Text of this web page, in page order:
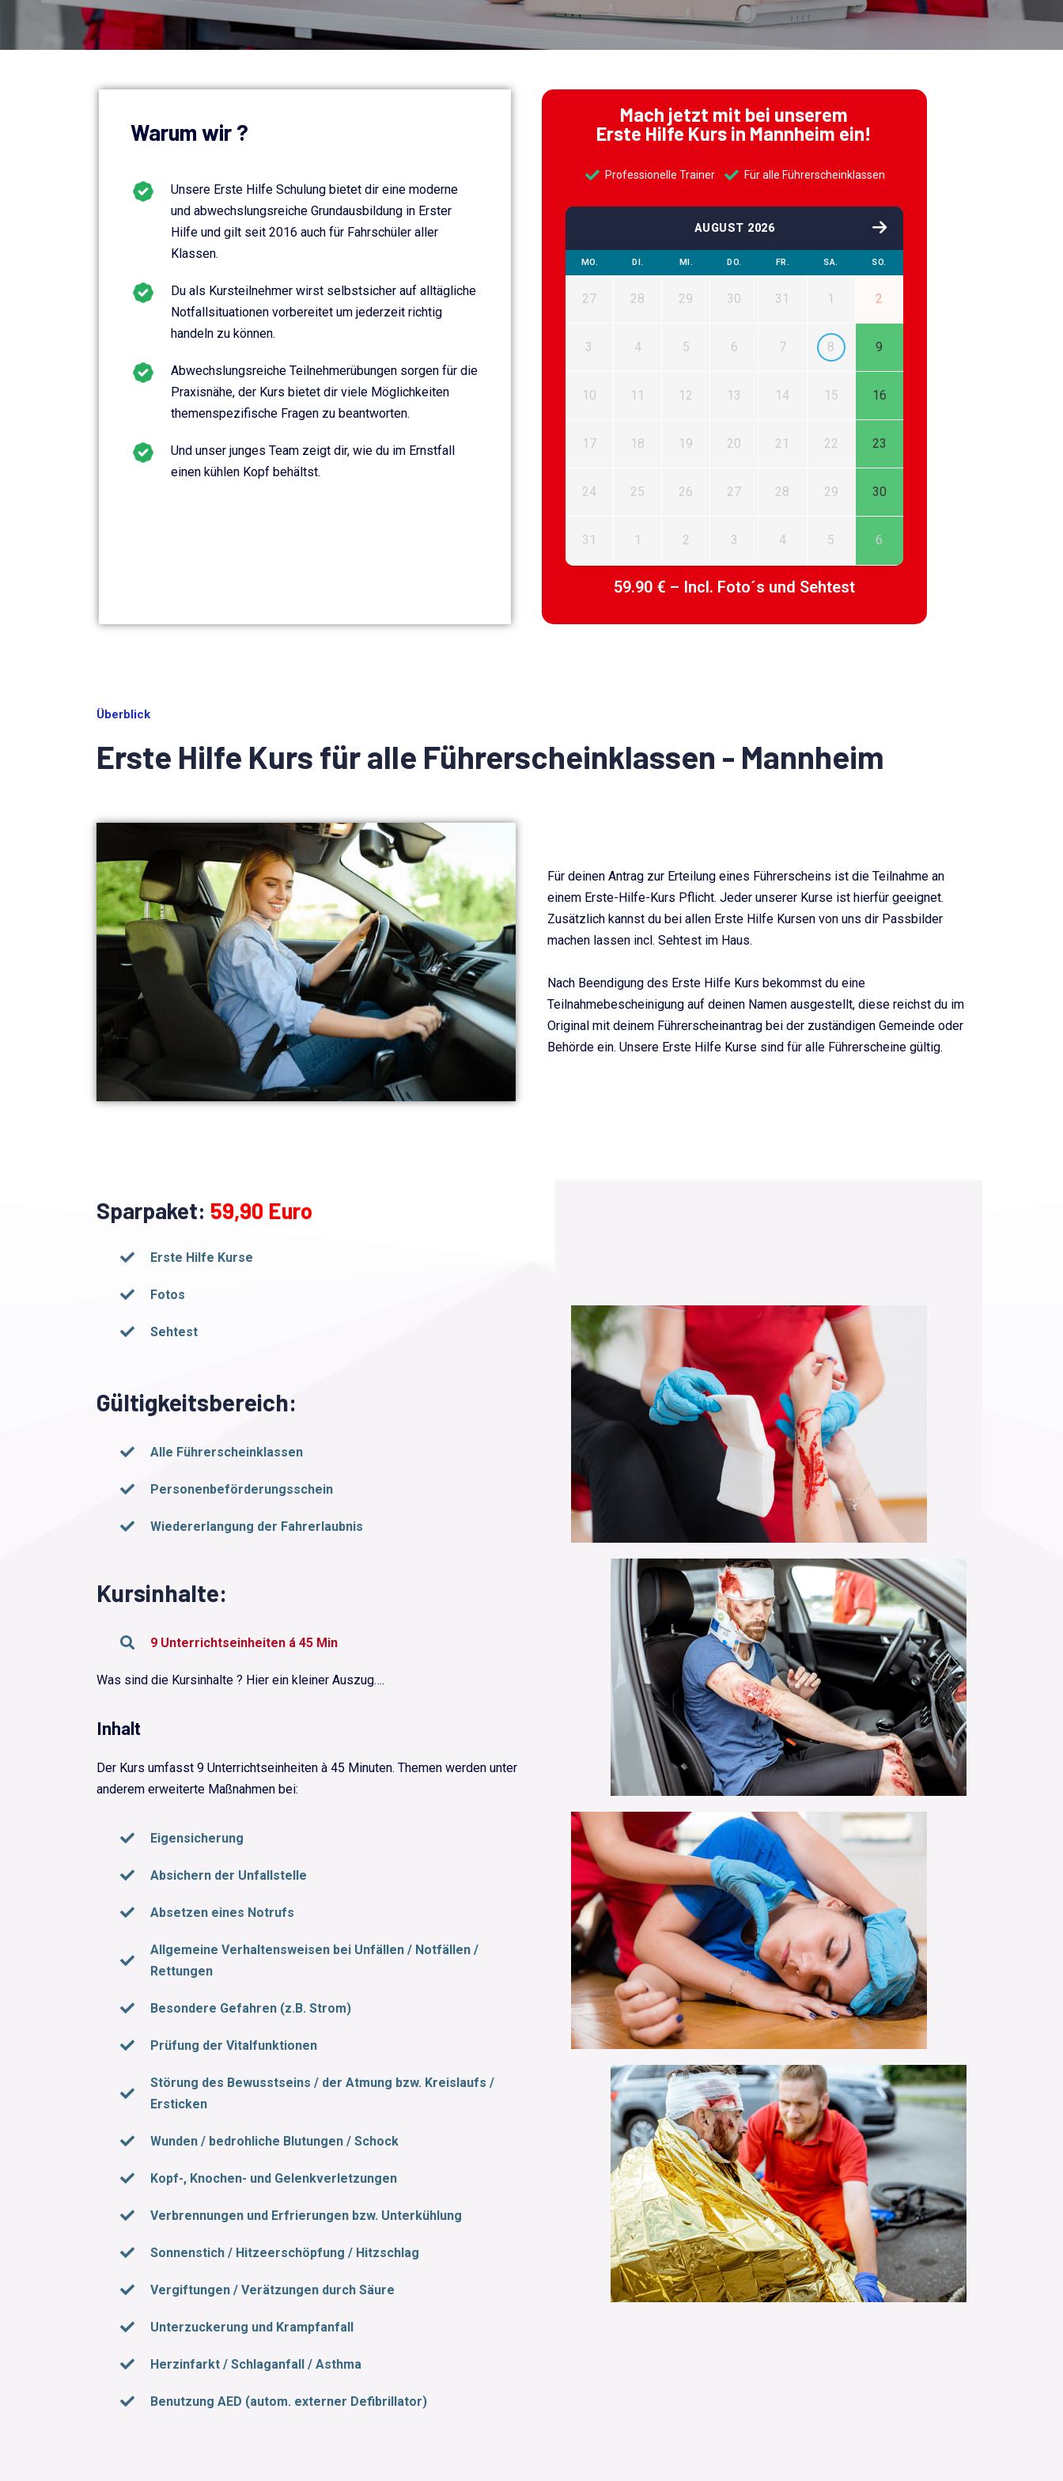
Warum wir ?
Unsere Erste Hilfe Schulung bietet dir eine moderne
und abwechslungsreiche Grundausbildung in Erster
Hilfe und gilt seit 2016 auch für Fahrschüler aller
Klassen.
Du als Kursteilnehmer wirst selbstsicher auf alltägliche
Notfallsituationen vorbereitet um jederzeit richtig
handeln zu können.
Abwechslungsreiche Teilnehmerübungen sorgen für die
Praxisnähe, der Kurs bietet dir viele Möglichkeiten
themenspezifische Fragen zu beantworten.
Und unser junges Team zeigt dir, wie du im Ernstfall
einen kühlen Kopf behältst.
Mach jetzt mit bei unserem
Erste Hilfe Kurs in Mannheim ein!
Professionelle Trainer Für alle Führerscheinklassen
AUGUST 2026
MO. DI. MI. DO. FR. SA. SO.
27 28 29 30 31 1 2
3 4 5 6 7 8 9
10 11 12 13 14 15 16
17 18 19 20 21 22 23
24 25 26 27 28 29 30
31 1 2 3 4 5 6
59.90 € – Incl. Foto´s und Sehtest
Überblick
Erste Hilfe Kurs für alle Führerscheinklassen - Mannheim
Für deinen Antrag zur Erteilung eines Führerscheins ist die Teilnahme an
einem Erste-Hilfe-Kurs Pflicht. Jeder unserer Kurse ist hierfür geeignet.
Zusätzlich kannst du bei allen Erste Hilfe Kursen von uns dir Passbilder
machen lassen incl. Sehtest im Haus.
Nach Beendigung des Erste Hilfe Kurs bekommst du eine
Teilnahmebescheinigung auf deinen Namen ausgestellt, diese reichst du im
Original mit deinem Führerscheinantrag bei der zuständigen Gemeinde oder
Behörde ein. Unsere Erste Hilfe Kurse sind für alle Führerscheine gültig.
Sparpaket: 59,90 Euro
Erste Hilfe Kurse
Fotos
Sehtest
Gültigkeitsbereich:
Alle Führerscheinklassen
Personenbeförderungsschein
Wiedererlangung der Fahrerlaubnis
Kursinhalte:
9 Unterrichtseinheiten á 45 Min
Was sind die Kursinhalte ? Hier ein kleiner Auszug….
Inhalt
Der Kurs umfasst 9 Unterrichtseinheiten à 45 Minuten. Themen werden unter
anderem erweiterte Maßnahmen bei:
Eigensicherung
Absichern der Unfallstelle
Absetzen eines Notrufs
Allgemeine Verhaltensweisen bei Unfällen / Notfällen /
Rettungen
Besondere Gefahren (z.B. Strom)
Prüfung der Vitalfunktionen
Störung des Bewusstseins / der Atmung bzw. Kreislaufs /
Ersticken
Wunden / bedrohliche Blutungen / Schock
Kopf-, Knochen- und Gelenkverletzungen
Verbrennungen und Erfrierungen bzw. Unterkühlung
Sonnenstich / Hitzeerschöpfung / Hitzschlag
Vergiftungen / Verätzungen durch Säure
Unterzuckerung und Krampfanfall
Herzinfarkt / Schlaganfall / Asthma
Benutzung AED (autom. externer Defibrillator)